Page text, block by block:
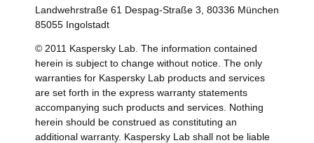
Landwehrstraße 61 Despag-Straße 3, 80336 München
85055 Ingolstadt
© 2011 Kaspersky Lab. The information contained
herein is subject to change without notice. The only
warranties for Kaspersky Lab products and services
are set forth in the express warranty statements
accompanying such products and services. Nothing
herein should be construed as constituting an
additional warranty. Kaspersky Lab shall not be liable